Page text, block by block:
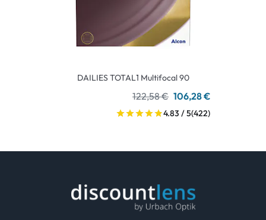
DAILIES TOTAL1 Multifocal 90
122,58 € 106,28 €
4.83 / 5(422)